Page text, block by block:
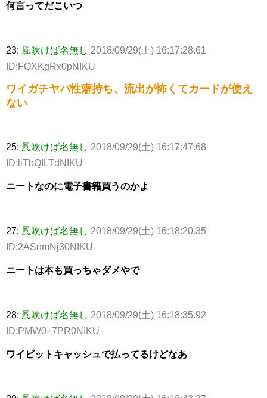
何言ってだこいつ
23: 風吹けば名無し 2018/09/29(土) 16:17:28.61
ID:FOXKgRx0pNIKU
ワイガチヤバ性癖持ち、流出が怖くてカードが使え
ない
25: 風吹けば名無し 2018/09/29(土) 16:17:47.68
ID:liTbQILTdNIKU
ニートなのに電子書籍買うのかよ
27: 風吹けば名無し 2018/09/29(土) 16:18:20.35
ID:2ASnmNj30NIKU
ニートは本も買っちゃダメやで
28: 風吹けば名無し 2018/09/29(土) 16:18:35.92
ID:PMW0+7PR0NIKU
ワイビットキャッシュで払ってるけどなあ